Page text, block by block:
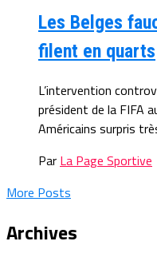
Les Belges
filent en quarts
L’intervention
président de la FIFA
Américains surpris
Par La Page Sportive
More Posts
Archives